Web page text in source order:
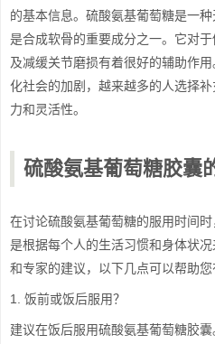
的基本信息。硫酸氨基葡萄糖是一
是合成软骨的重要成分之一。它对
及减缓关节磨损有着很好的辅助作
化社会的加剧，越来越多的人选择
力和灵活性。
硫酸氨基葡萄糖胶囊
在讨论硫酸氨基葡萄糖的服用时间
是根据每个人的生活习惯和身体状
和专家的建议，以下几点可以帮助您
1. 饭前或饭后服用？
建议在饭后服用硫酸氨基葡萄糖胶